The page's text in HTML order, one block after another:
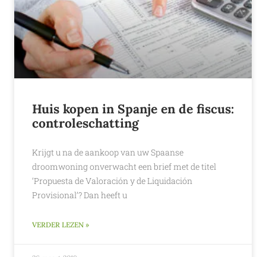
Huis kopen in Spanje en de fiscus:
controleschatting
Krijgt u na de aankoop van uw Spaanse
droomwoning onverwacht een brief met de titel
‘Propuesta de Valoración y de Liquidación
Provisional’? Dan heeft u
VERDER LEZEN »